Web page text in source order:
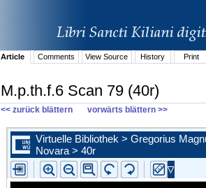
Article
Comments View Source History Print
M.p.th.f.6 Scan 79 (40r)
<< zurück blättern vorwärts blättern >>